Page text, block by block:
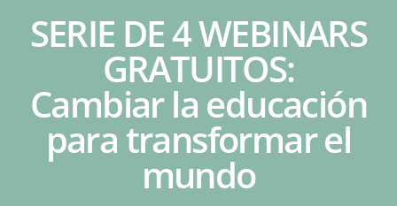
SERIE DE 4 WEBINARS
GRATUITOS:
Cambiar la educación
para transformar el
mundo